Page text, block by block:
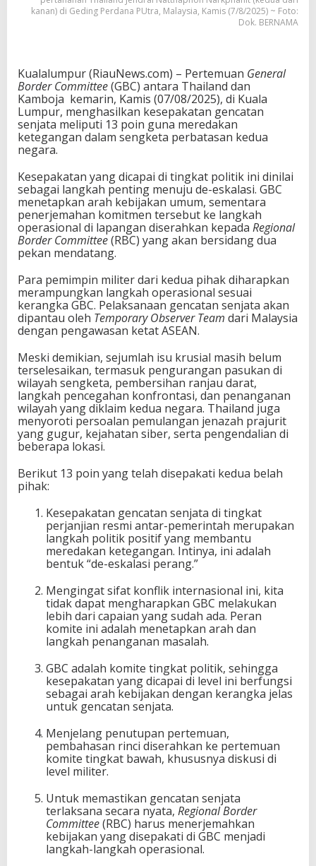
kanan) di Geding Perdana PUtra, Malaysia, Kamis (7/8/2025) ~ Foto:
Dok. BERNAMA
Kualalumpur (RiauNews.com) – Pertemuan General
Border Committee(GBC) antara Thailand dan
Kamboja kemarin, Kamis (07/08/2025), di Kuala
Lumpur, menghasilkan kesepakatan gencatan
senjata meliputi 13 poin guna meredakan
ketegangan dalam sengketa perbatasan kedua
negara.
Kesepakatan yang dicapai di tingkat politik ini dinilai
sebagai langkah penting menuju de-eskalasi. GBC
menetapkan arah kebijakan umum, sementara
penerjemahan komitmen tersebut ke langkah
operasional di lapangan diserahkan kepada Regional
Border Committee(RBC) yang akan bersidang dua
pekan mendatang.
Para pemimpin militer dari kedua pihak diharapkan
merampungkan langkah operasional sesuai
kerangka GBC. Pelaksanaan gencatan senjata akan
dipantau oleh Temporary Observer Team dari Malaysia
dengan pengawasan ketat ASEAN.
Meski demikian, sejumlah isu krusial masih belum
terselesaikan, termasuk pengurangan pasukan di
wilayah sengketa, pembersihan ranjau darat,
langkah pencegahan konfrontasi, dan penanganan
wilayah yang diklaim kedua negara. Thailand juga
menyoroti persoalan pemulangan jenazah prajurit
yang gugur, kejahatan siber, serta pengendalian di
beberapa lokasi.
Berikut 13 poin yang telah disepakati kedua belah
pihak:
Kesepakatan gencatan senjata di tingkat
perjanjian resmi antar-pemerintah merupakan
langkah politik positif yang membantu
meredakan ketegangan. Intinya, ini adalah
bentuk “de-eskalasi perang.”
Mengingat sifat konflik internasional ini, kita
tidak dapat mengharapkan GBC melakukan
lebih dari capaian yang sudah ada. Peran
komite ini adalah menetapkan arah dan
langkah penanganan masalah.
GBC adalah komite tingkat politik, sehingga
kesepakatan yang dicapai di level ini berfungsi
sebagai arah kebijakan dengan kerangka jelas
untuk gencatan senjata.
Menjelang penutupan pertemuan,
pembahasan rinci diserahkan ke pertemuan
komite tingkat bawah, khususnya diskusi di
level militer.
Untuk memastikan gencatan senjata
terlaksana secara nyata, Regional Border
Committee(RBC) harus menerjemahkan
kebijakan yang disepakati di GBC menjadi
langkah-langkah operasional.